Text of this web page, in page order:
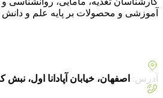
آموزشی و محصولات بر پایه علم و دانش
آدرس: اصفهان، خیابان آپادانا اول، نبش کوچه 10، ساختمان